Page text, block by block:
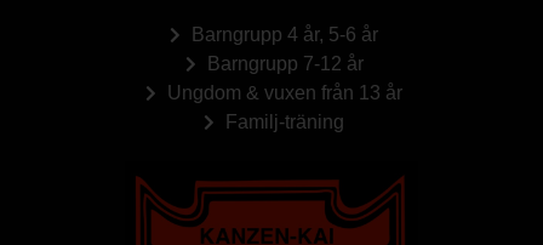
Barngrupp 4 år, 5-6 år
Barngrupp 7-12 år
Ungdom & vuxen från 13 år
Familj-träning